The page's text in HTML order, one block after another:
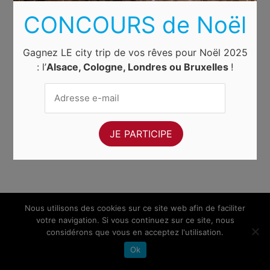
Nous utilisons des cookies sur ce site web afin de faciliter
votre navigation. Si vous continuez sur ce site, nous
considérons que vous en acceptez l'utilisation.
Ok
CONCOURS de Noël
Gagnez LE city trip de vos rêves pour Noël 2025
: l’Alsace, Cologne, Londres ou Bruxelles !